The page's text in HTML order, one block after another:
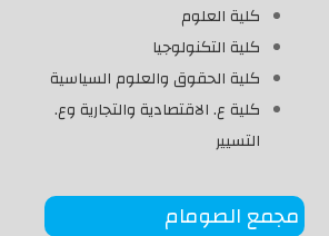
كلية العلوم
كلية التكنولوجيا
كلية الحقوق والعلوم السياسية
كلية ع. الاقتصادية والتجارية وع.
التسيير
مجمع الصومام